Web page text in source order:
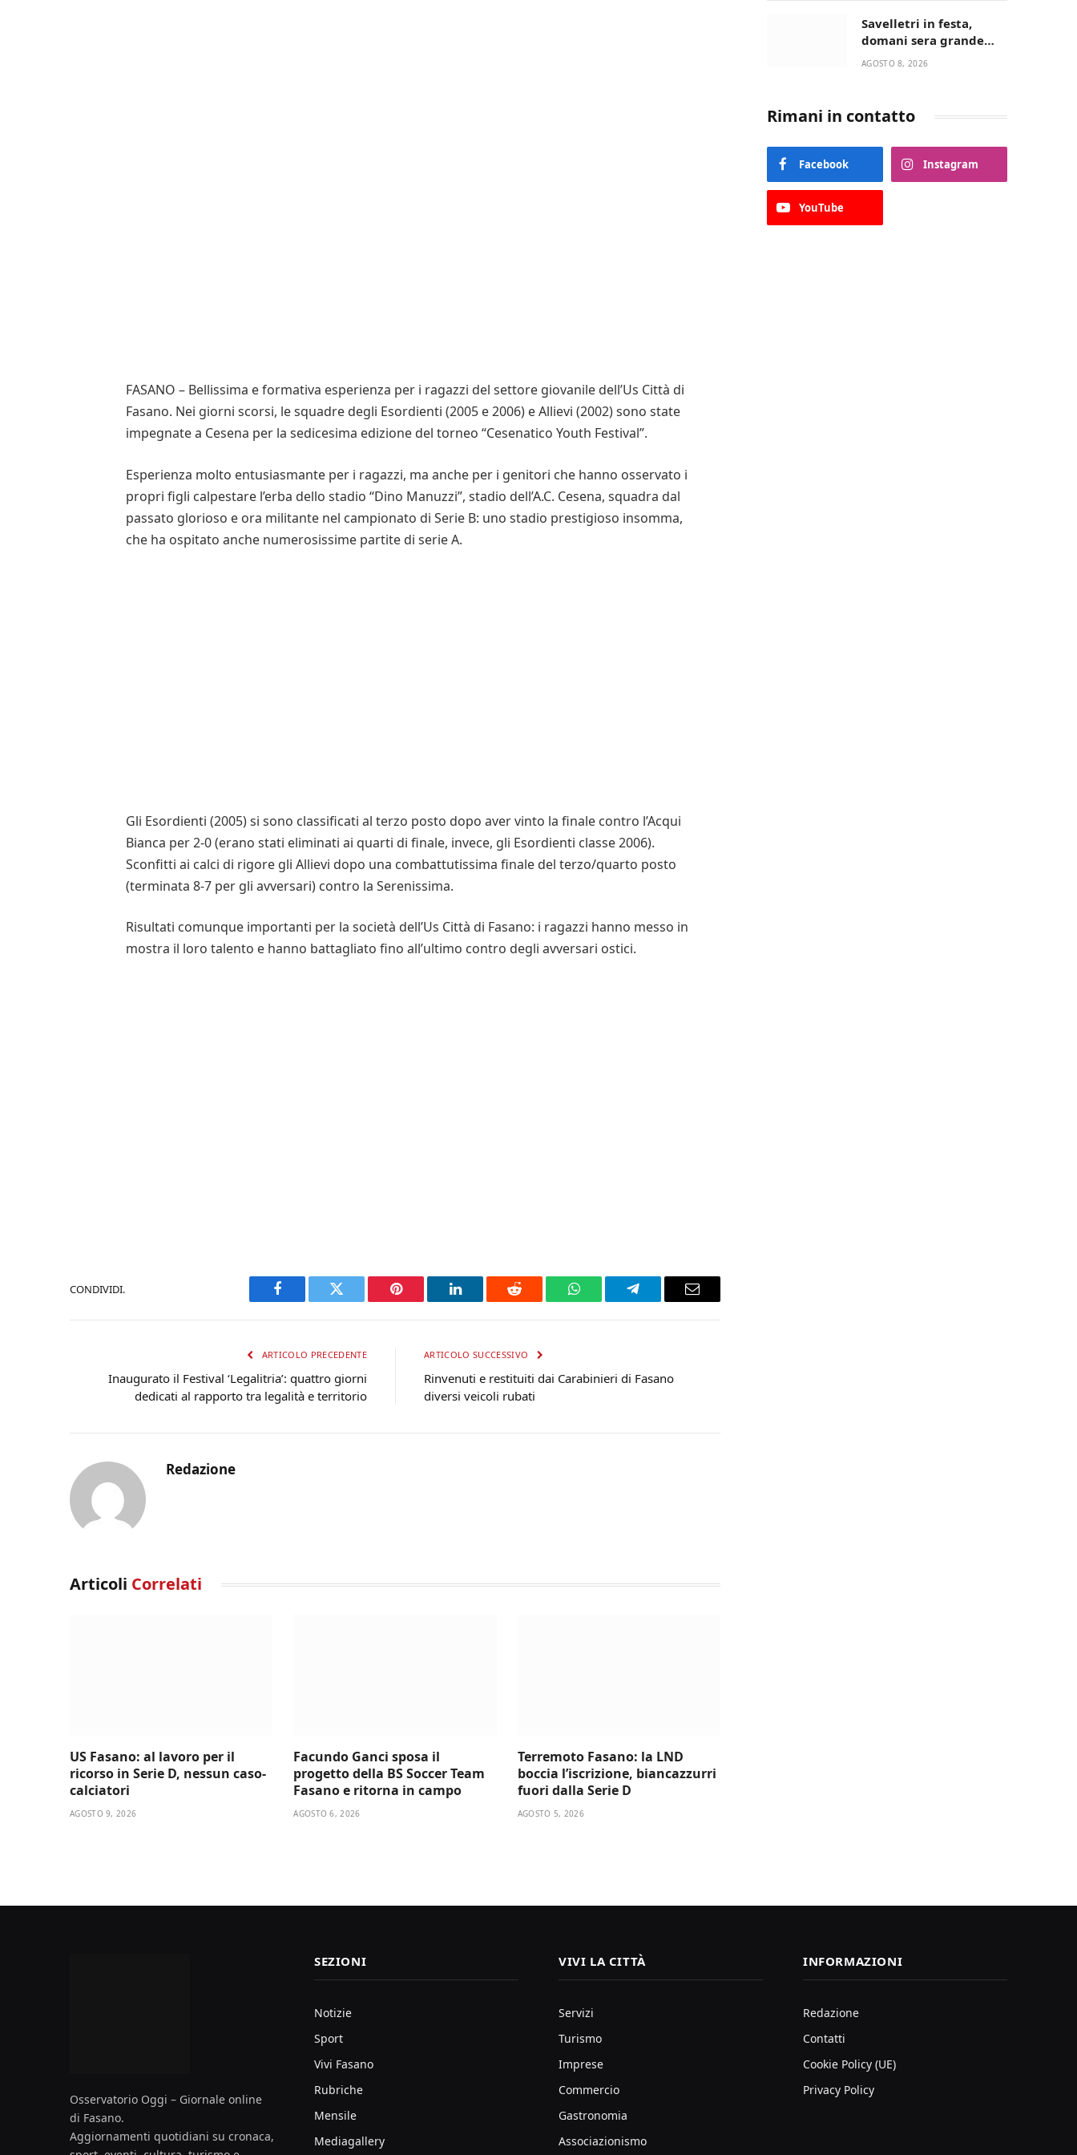
FASANO – Bellissima e formativa esperienza per i ragazzi del settore giovanile dell’Us Città di
Fasano. Nei giorni scorsi, le squadre degli Esordienti (2005 e 2006) e Allievi (2002) sono state
impegnate a Cesena per la sedicesima edizione del torneo “Cesenatico Youth Festival”.
Esperienza molto entusiasmante per i ragazzi, ma anche per i genitori che hanno osservato i
propri figli calpestare l’erba dello stadio “Dino Manuzzi”, stadio dell’A.C. Cesena, squadra dal
passato glorioso e ora militante nel campionato di Serie B: uno stadio prestigioso insomma,
che ha ospitato anche numerosissime partite di serie A.
Gli Esordienti (2005) si sono classificati al terzo posto dopo aver vinto la finale contro l’Acqui
Bianca per 2-0 (erano stati eliminati ai quarti di finale, invece, gli Esordienti classe 2006).
Sconfitti ai calci di rigore gli Allievi dopo una combattutissima finale del terzo/quarto posto
(terminata 8-7 per gli avversari) contro la Serenissima.
Risultati comunque importanti per la società dell’Us Città di Fasano: i ragazzi hanno messo in
mostra il loro talento e hanno battagliato fino all’ultimo contro degli avversari ostici.
CONDIVIDI.
Facebook Twitter Pinterest LinkedIn Reddit WhatsAppTelegram Email
ARTICOLO PRECEDENTE
Inaugurato il Festival ‘Legalitria’: quattro giorni
dedicati al rapporto tra legalità e territorio
ARTICOLO SUCCESSIVO
Rinvenuti e restituiti dai Carabinieri di Fasano
diversi veicoli rubati
Redazione
Articoli Correlati
US Fasano: al lavoro per il
ricorso in Serie D, nessun caso-
calciatori
AGOSTO 9, 2026
Facundo Ganci sposa il
progetto della BS Soccer Team
Fasano e ritorna in campo
AGOSTO 6, 2026
Terremoto Fasano: la LND
boccia l’iscrizione, biancazzurri
fuori dalla Serie D
AGOSTO 5, 2026
Savelletri in festa,
domani sera grande
spettacolo con Uccio De
AGOSTO 8, 2026
Rimani in contatto
Facebook Instagram
YouTube
Osservatorio Oggi – Giornale online
di Fasano.
Aggiornamenti quotidiani su cronaca,
SEZIONI
Notizie
Sport
Vivi Fasano
Rubriche
Mensile
Mediagallery
VIVI LA CITTÀ
Servizi
Turismo
Imprese
Commercio
Gastronomia
Associazionismo
INFORMAZIONI
Redazione
Contatti
Cookie Policy (UE)
Privacy Policy